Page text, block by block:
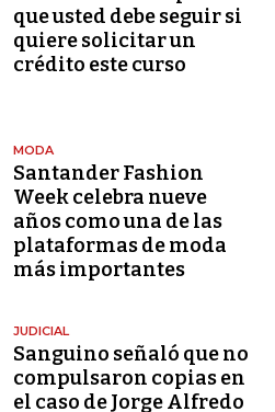
que usted debe seguir si
quiere solicitar un
crédito este curso
MODA
Santander Fashion
Week celebra nueve
años como una de las
plataformas de moda
más importantes
JUDICIAL
Sanguino señaló que no
compulsaron copias en
el caso de Jorge Alfredo